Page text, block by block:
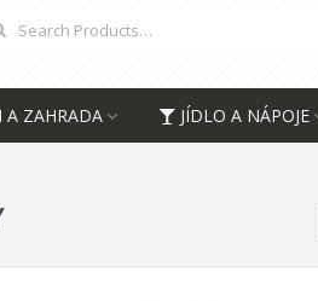
A ZAHRADA JÍDLO A NÁPOJE